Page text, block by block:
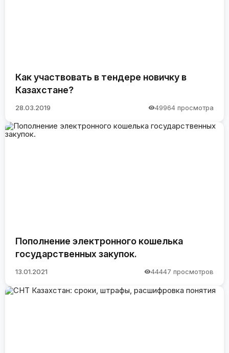
Как участвовать в тендере новичку в
Казахстане?
28.03.2019 49964 просмотра
Пополнение электронного кошелька
государственных закупок.
13.01.2021 44447 просмотров